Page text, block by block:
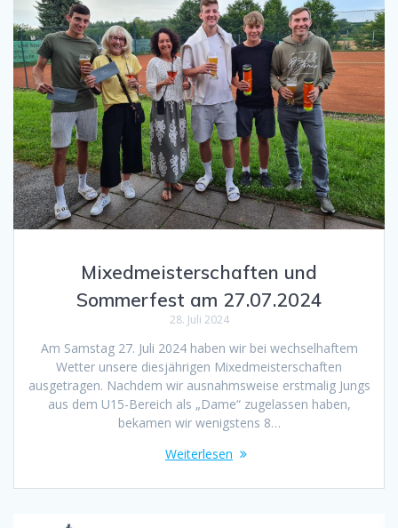
Mixedmeisterschaften und
Sommerfest am 27.07.2024
28. Juli 2024
Am Samstag 27. Juli 2024 haben wir bei wechselhaftem
Wetter unsere diesjährigen Mixedmeisterschaften
ausgetragen. Nachdem wir ausnahmsweise erstmalig Jungs
aus dem U15-Bereich als „Dame“ zugelassen haben,
bekamen wir wenigstens 8…
Weiterlesen